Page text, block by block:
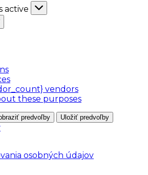
active
vendors
these purposes
predvoľby Uložiť predvoľby
osobných údajov